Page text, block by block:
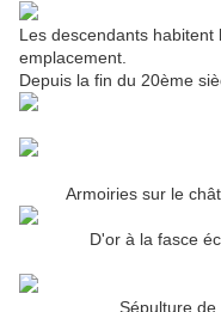
Les descendants
emplacement.
Depuis la fin du 20ème
Armoiries sur le
D'or à la fasce
Sépulture